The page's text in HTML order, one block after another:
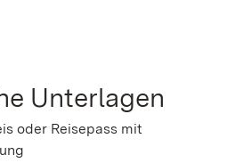
Unterlagen
oder Reisepass mit